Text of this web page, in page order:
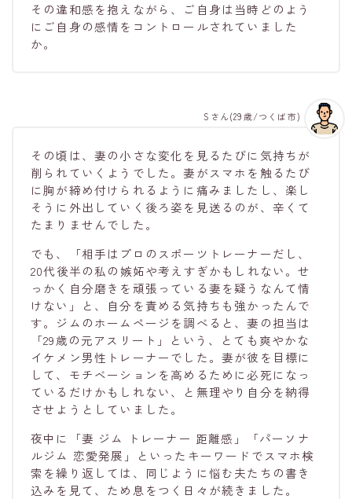
その違和感を抱えながら、ご自身は当時どのよう
にご自身の感情をコントロールされていました
か。
その頃は、妻の小さな変化を見るたびに気持ちが
削られていくようでした。妻がスマホを触るたび
に胸が締め付けられるように痛みましたし、楽し
そうに外出していく後ろ姿を見送るのが、辛くて
たまりませんでした。
でも、「相手はプロのスポーツトレーナーだし、
20代後半の私の嫉妬や考えすぎかもしれない。せ
っかく自分磨きを頑張っている妻を疑うなんて情
けない」と、自分を責める気持ちも強かったんで
す。ジムのホームページを調べると、妻の担当は
「29歳の元アスリート」という、とても爽やかな
イケメン男性トレーナーでした。妻が彼を目標に
して、モチベーションを高めるために必死になっ
ているだけかもしれない、と無理やり自分を納得
させようとしていました。
夜中に「妻 ジム トレーナー 距離感」「パーソナ
ルジム 恋愛発展」といったキーワードでスマホ検
索を繰り返しては、同じように悩む夫たちの書き
込みを見て、ため息をつく日々が続きました。
Sさん(29歳/つくば市)